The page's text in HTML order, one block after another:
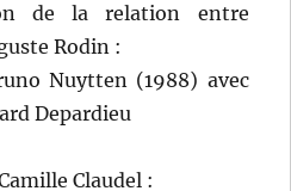
de la relation entre
Rodin :
Nuytten (1988) avec
Depardieu
Claudel :